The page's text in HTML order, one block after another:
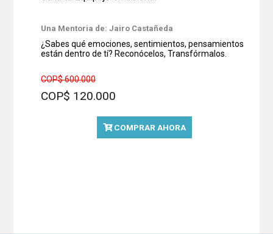
Una Mentoria de: Jairo Castañeda
¿Sabes qué emociones, sentimientos, pensamientos
están dentro de tí? Reconócelos, Transfórmalos.
COP$ 600.000
COP$ 120.000
COMPRAR AHORA